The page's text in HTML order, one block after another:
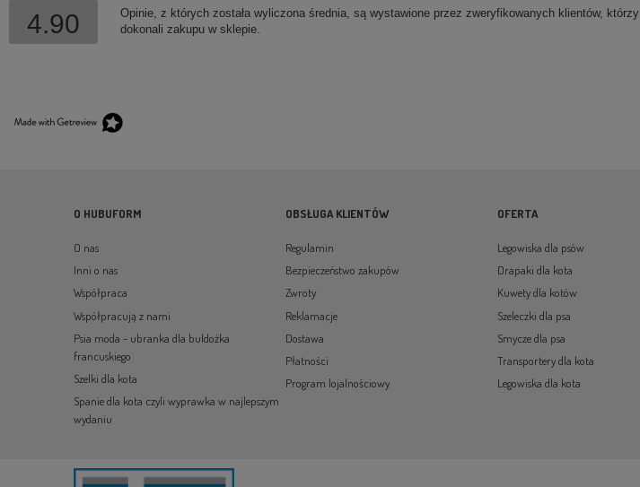
4.90
Opinie, z których została wyliczona średnia, są wystawione przez zweryfikowanych klientów, którzy
dokonali zakupu w sklepie.
O HUBUFORM
O nas
Inni o nas
Współpraca
Współpracują z nami
Psia moda - ubranka dla buldożka
francuskiego
Szelki dla kota
Spanie dla kota czyli wyprawka w najlepszym
wydaniu
OBSŁUGA KLIENTÓW
Regulamin
Bezpieczeństwo zakupów
Zwroty
Reklamacje
Dostawa
Płatności
Program lojalnościowy
OFERTA
Legowiska dla psów
Drapaki dla kota
Kuwety dla kotów
Szeleczki dla psa
Smycze dla psa
Transportery dla kota
Legowiska dla kota